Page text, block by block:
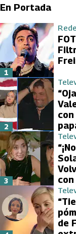
En Portada
1
2
3
de